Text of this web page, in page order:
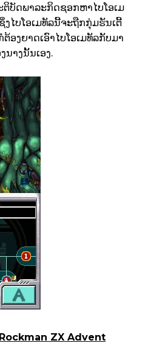
ບັດພາລະກິດຊອກຫາໄບໂອເມ
ງໄບໂອເມທັລນີ້ຈະຖືກກຸ່ມຮັນເຕີ້
ງຍາດເອົາໄບໂອເມທັລກັບມາ
ນາງນັ້ນເອງ.
ZX Advent